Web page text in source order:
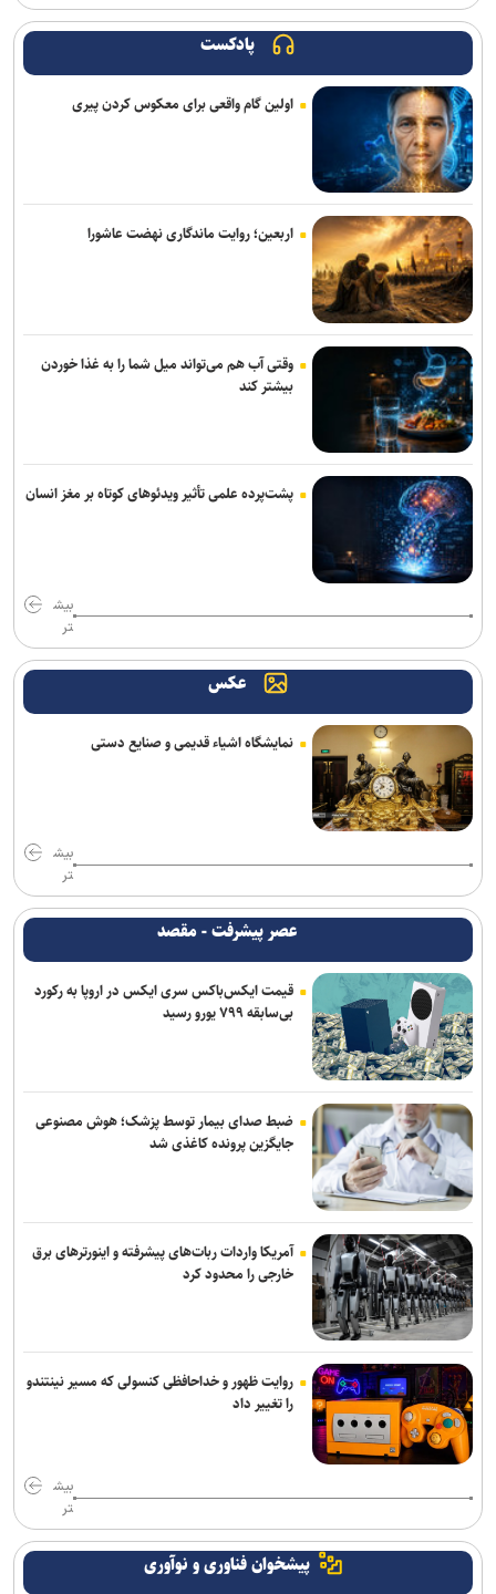
تکمیل تیم به ۲، ۳ بازیکن دیگر نیاز داریم
مس شهربابک حفظ شد
قلعه‌نویی به جلسه هیات رئیسه فدراسیون فوتبال می‌رود/ تقاضای همکاری
از باشگاه‌ها با تیم جوانان
بازار سرد ستاره‌های ایران؛ طارمی، جهانبخش و رضاییان بدون پیشنهاد
بزرگ
دنیامالی به دعوت رسمی وزیر ورزش آذربایجان به باکو سفر می‌کند
جدایی قطعی رضاییان از استقلال + عکس
ابهامات یک بیانیه؛ از پاسخ مبهم فیفا در مورد اندونگ تا استعلامِ آسانی
آراسته و کومار به نساجی پیوستند
آخرین رنکینگ جهانی تیراندازان/ رستمیان در رده پنجم؛ گل خندان در
میان ۲۰ نفر برتر و صعود چشمگیر چهل امیرانی
استارت درمان نایب‌قهرمان المپیک و جهان برای شرکت در مسابقات
جهانی قزاقستان
ارائه خدمات رایگان مجموعه توچال به اصحاب رسانه
شکوری: امیدوارم برخلاف گذشته، بتوانیم در رده امید به موفقیت برسیم
جهان که قهرمان ۲ رشته آزاد و فرنگی شده بود
رسمی| پنجره استقلال بسته ماند
روزنامه‌های ورزشی چهارشنبه ۱۴ مرداد ۱۴۰۵
عالیشاه در یک قدمی گل‌گهر
رسمی؛ عالیشاه به گل‌گهر پیوست
باقری قراردادش را با پیکان تمدید کرد
اعلام اسامی نامزدهای تایید صلاحیت شده ریاست فدراسیون بدنسازی و
پرورش اندام/ حضور عضو هیات مدیره پرسپولیس
تکواندو هانمادانگ ۲۰۲۶| پایان کار نمایندگان ایران با کسب ۲۶ مدال
پادکست
اولین گام واقعی برای معکوس کردن پیری
اربعین؛ روایت ماندگاری نهضت عاشورا
وقتی آب هم می‌تواند میل شما را به غذا خوردن
بیشتر کند
پشت‌پرده علمی تأثیر ویدئو‌های کوتاه بر مغز انسان
بیش
تر
عکس
نمایشگاه اشیاء قدیمی و صنایع دستی
بیش
تر
عصر پیشرفت - مقصد
قیمت ایکس‌باکس سری ایکس در اروپا به رکورد
بی‌سابقه ۷۹۹ یورو رسید
ضبط صدای بیمار توسط پزشک؛ هوش مصنوعی
جایگزین پرونده کاغذی شد
آمریکا واردات ربات‌های پیشرفته و اینورترهای برق
خارجی را محدود کرد
روایت ظهور و خداحافظی کنسولی که مسیر نینتندو
را تغییر داد
بیش
تر
پیشخوان فناوری و نوآوری